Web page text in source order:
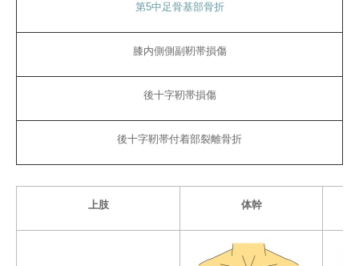
第5中足骨基部骨折
膝内側側副靭帯損傷
後十字靭帯損傷
後十字靭帯付着部裂離骨折
上肢 体幹